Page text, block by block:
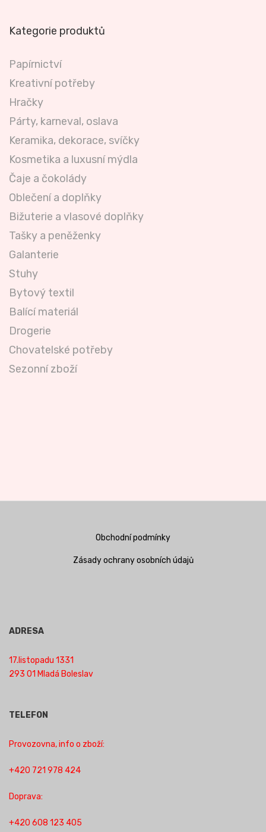
Kategorie produktů
Papírnictví
Kreativní potřeby
Hračky
Párty, karneval, oslava
Keramika, dekorace, svíčky
Kosmetika a luxusní mýdla
Čaje a čokolády
Oblečení a doplňky
Bižuterie a vlasové doplňky
Tašky a peněženky
Galanterie
Stuhy
Bytový textil
Balící materiál
Drogerie
Chovatelské potřeby
Sezonní zboží
Obchodní podmínky
Zásady ochrany osobních údajů
ADRESA
17.listopadu 1331
293 01 Mladá Boleslav
TELEFON
Provozovna, info o zboží:
+420 721 978 424
Doprava:
+420 608 123 405